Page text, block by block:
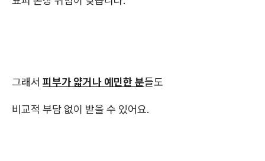
그래서 피부가 얇거나 예민한 분들도
비교적 부담 없이 받을 수 있어요.